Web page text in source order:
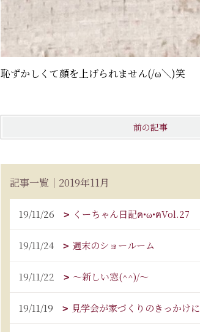
恥ずかしくて顔を上げられません(/ω＼)笑
前の記事
記事一覧｜2019年11月
19/11/26 くーちゃん日記ฅ•ω•ฅVol.27
19/11/24 週末のショールーム
19/11/22 ～新しい窓(^^)/～
19/11/19 見学会が家づくりのきっかけに